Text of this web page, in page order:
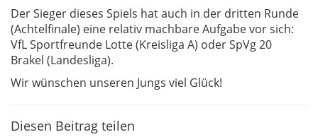
Der Sieger dieses Spiels hat auch in der dritten Runde
(Achtelfinale) eine relativ machbare Aufgabe vor sich:
VfL Sportfreunde Lotte (Kreisliga A) oder SpVg 20
Brakel (Landesliga).
Wir wünschen unseren Jungs viel Glück!
Diesen Beitrag teilen